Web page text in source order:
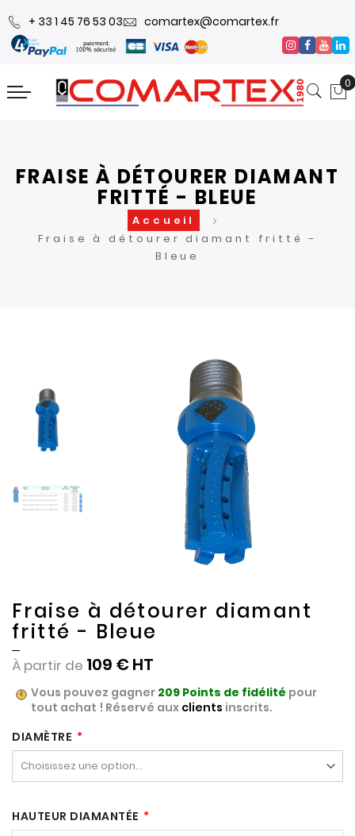
+ 33 1 45 76 53 03 comartex@comartex.fr
0
FRAISE À DÉTOURER DIAMANT
FRITTÉ - BLEUE
Accueil
Fraise à détourer diamant fritté -
Bleue
Fraise à détourer diamant
fritté - Bleue
À partir de 109 €
Vous pouvez gagner 209 Points de fidélité pour
tout achat ! Réservé aux clients inscrits.
DIAMÈTRE
HAUTEUR DIAMANTÉE
images
beginning
images